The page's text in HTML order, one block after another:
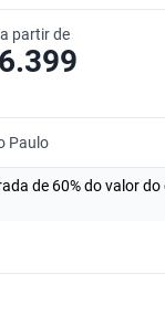
partir de
Paulo
de 60% do valor